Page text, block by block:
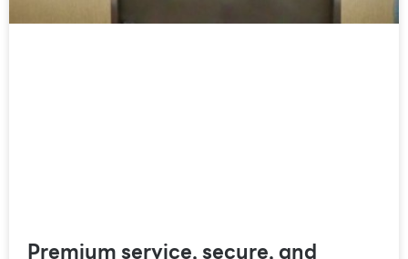
Premium service, secure, and